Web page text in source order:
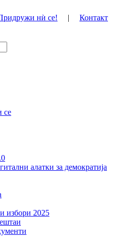
нѝ се! | Контакт
се
алатки за демократија
избори 2025